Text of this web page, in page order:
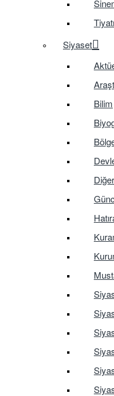
Siyaset
Bilim
Diğer